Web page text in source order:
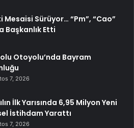
Mesaisi Sürüyor… “Pm”, “Cao”
Başkanlık Etti
Otoyolu’nda Bayram
7, 2026
İlk Yarısında 6,95 Milyon Yeni
İstihdam Yarattı
7, 2026